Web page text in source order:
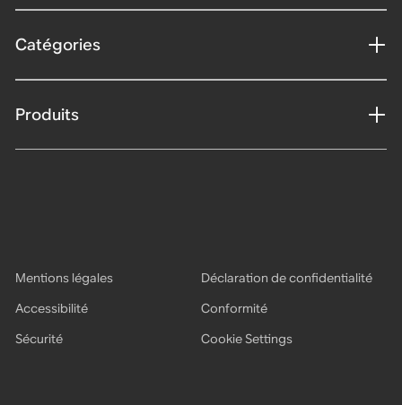
Catégories
Produits
Mentions légales
Déclaration de confidentialité
Accessibilité
Conformité
Sécurité
Cookie Settings